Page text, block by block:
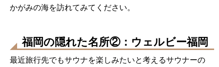
かがみの海を訪れてみてください。
福岡の隠れた名所②：ウェルビー福岡
最近旅行先でもサウナを楽しみたいと考えるサウナーの